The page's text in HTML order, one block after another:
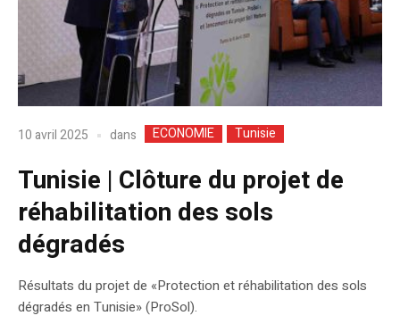
10 avril 2025 dans ECONOMIE Tunisie
Tunisie | Clôture du projet de
réhabilitation des sols
dégradés
Résultats du projet de «Protection et réhabilitation des sols
dégradés en Tunisie» (ProSol).